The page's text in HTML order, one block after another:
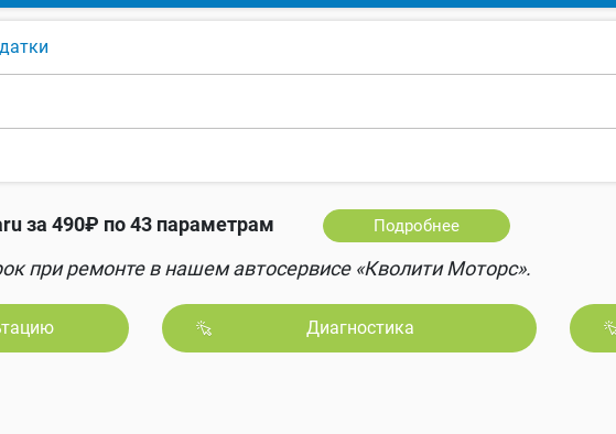
за 490₽ по 43 параметрам Подробнее
при ремонте в нашем автосервисе «Кволити Моторс».
Диагностика